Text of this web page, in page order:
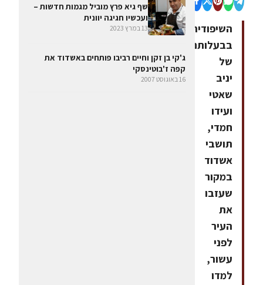
השיפודיה
בבעלותם
של
יניב
שאטי
ועידו
חמדי,
תושבי
אשדוד
במקור
שעזבו
את
העיר
לפני
עשור,
למדו
שף גיא פרץ מוביל מגמות חדשות –
ועכשיו חגיגה יוונית
13 במרץ 2023
ג'קי בן זקן וחיים רביבו פותחים באשדוד את
קפה ז'בוטינסקי
16 באוגוסט 2007